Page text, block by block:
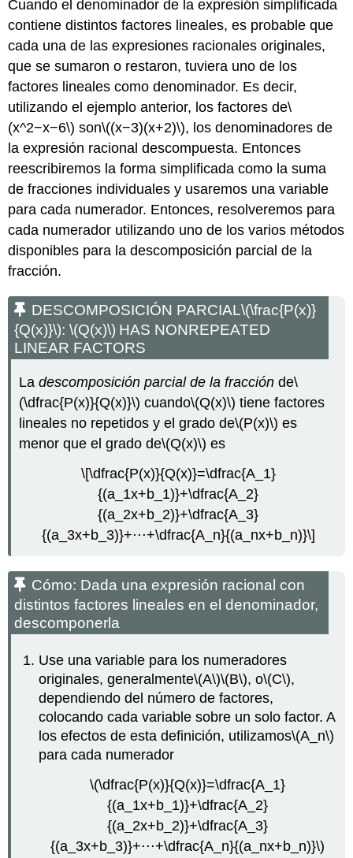
Cuando el denominador de la expresión simplificada
contiene distintos factores lineales, es probable que
cada una de las expresiones racionales originales,
que se sumaron o restaron, tuviera uno de los
factores lineales como denominador. Es decir,
utilizando el ejemplo anterior, los factores de\
(x^2−x−6\) son\((x−3)(x+2)\), los denominadores de
la expresión racional descompuesta. Entonces
reescribiremos la forma simplificada como la suma
de fracciones individuales y usaremos una variable
para cada numerador. Entonces, resolveremos para
cada numerador utilizando uno de los varios métodos
disponibles para la descomposición parcial de la
fracción.
DESCOMPOSICIÓN PARCIAL\(\frac{P(x)}
{Q(x)}\):\(Q(x)\) HAS NONREPEATED
LINEAR FACTORS
Ladescomposición parcial de la fracción de\
(\dfrac{P(x)}{Q(x)}\) cuando\(Q(x)\) tiene factores
lineales no repetidos y el grado de\(P(x)\) es
menor que el grado de\(Q(x)\) es
\[\dfrac{P(x)}{Q(x)}=\dfrac{A_1}
{(a_1x+b_1)}+\dfrac{A_2}
{(a_2x+b_2)}+\dfrac{A_3}
{(a_3x+b_3)}+⋅⋅⋅+\dfrac{A_n}{(a_nx+b_n)}\]
Cómo: Dada una expresión racional con
distintos factores lineales en el denominador,
descomponerla
Use una variable para los numeradores
originales, generalmente\(A\)\(B\), o\(C\),
dependiendo del número de factores,
colocando cada variable sobre un solo factor. A
los efectos de esta definición, utilizamos\(A_n\)
para cada numerador
\(\dfrac{P(x)}{Q(x)}=\dfrac{A_1}
{(a_1x+b_1)}+\dfrac{A_2}
{(a_2x+b_2)}+\dfrac{A_3}
{(a_3x+b_3)}+⋅⋅⋅+\dfrac{A_n}{(a_nx+b_n)}\)